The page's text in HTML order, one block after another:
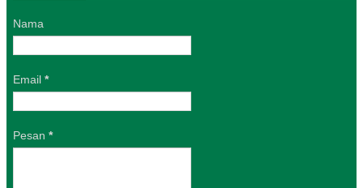
Nama
Email *
Pesan *